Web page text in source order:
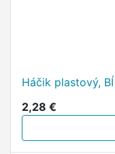
Háčik plastový,
2,28 €